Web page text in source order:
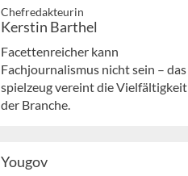
Chefredakteurin
Kerstin Barthel
Facettenreicher kann
Fachjournalismus nicht sein – das
spielzeug vereint die Vielfältigkeit
der Branche.
Yougov